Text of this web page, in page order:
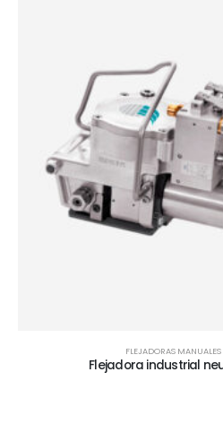
FLEJADORAS MANUALES
Flejadora industrial